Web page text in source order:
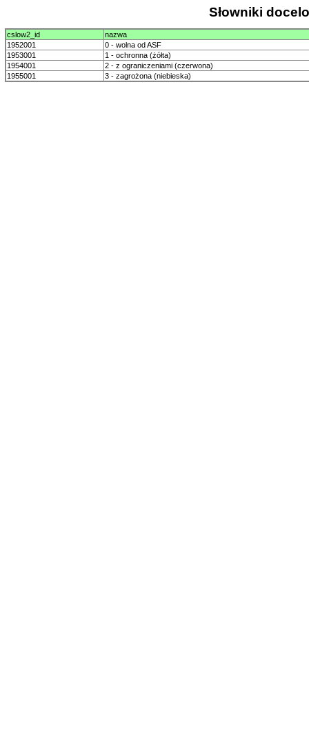
Słowniki
cslow2_id
nazwa
1952001
0 - wolna od ASF
1953001
1 - ochronna (żółta)
1954001
2 - z ograniczeniami (czerwona)
1955001
3 - zagrożona (niebieska)